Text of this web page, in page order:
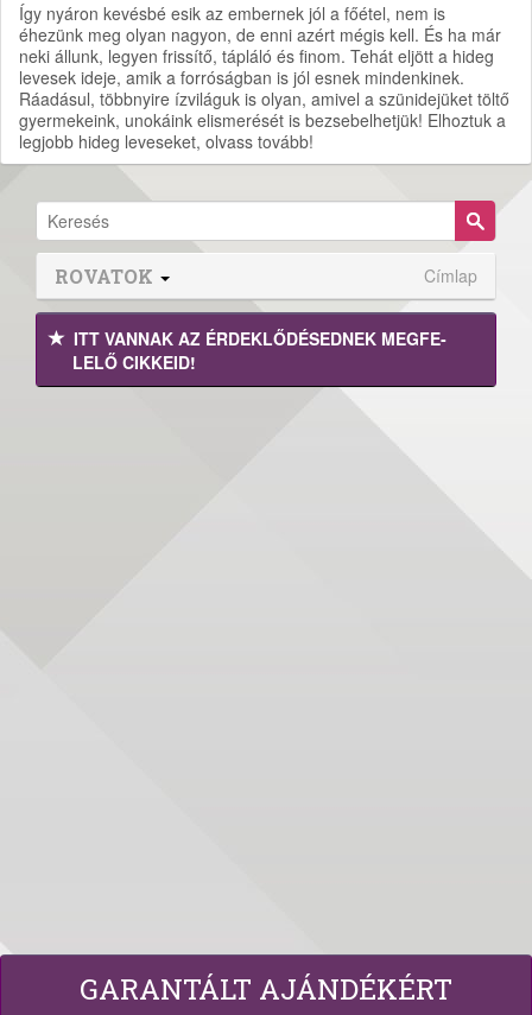
Így nyáron kevésbé esik az embernek jól a főétel, nem is
éhezünk meg olyan nagyon, de enni azért mégis kell. És ha már
neki állunk, legyen frissítő, tápláló és finom. Tehát eljött a hideg
levesek ideje, amik a forróságban is jól esnek mindenkinek.
Ráadásul, többnyire ízviláguk is olyan, amivel a szünidejüket töltő
gyermekeink, unokáink elismerését is bezsebelhetjük! Elhoztuk a
legjobb hideg leveseket, olvass tovább!
ROVATOK Címlap
ITT VANNAK AZ ÉRDEK­LŐDÉ­SEDNEK MEGFE­
LELŐ CIKKEID!
GARANTÁLT AJÁNDÉKÉRT